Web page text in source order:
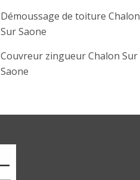
Démoussage de toiture Chalon
Sur Saone
Couvreur zingueur Chalon Sur
Saone